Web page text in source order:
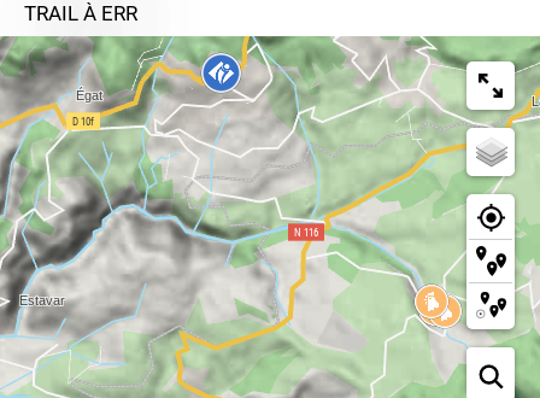
TRAIL À ERR